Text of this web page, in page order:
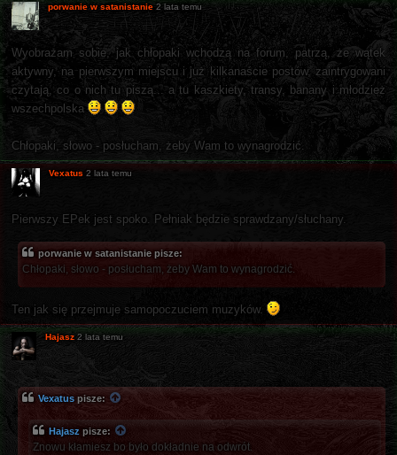
porwanie w satanistanie 2 lata temu
Wyobrażam sobie, jak chłopaki wchodzą na forum, patrzą, że wątek
aktywny, na pierwszym miejscu i już kilkanaście postów, zaintrygowani
czytają, co o nich tu piszą... a tu kaszkiety, transy, banany i młodzież
wszechpolska
Chłopaki, słowo - posłucham, żeby Wam to wynagrodzić.
Vexatus 2 lata temu
Pierwszy EPek jest spoko. Pełniak będzie sprawdzany/słuchany.
porwanie w satanistanie pisze:
Chłopaki, słowo - posłucham, żeby Wam to wynagrodzić.
Ten jak się przejmuje samopoczuciem muzyków.
Hajasz 2 lata temu
Vexatus pisze:
Hajasz pisze:
Znowu kłamiesz bo było dokładnie na odwrót.